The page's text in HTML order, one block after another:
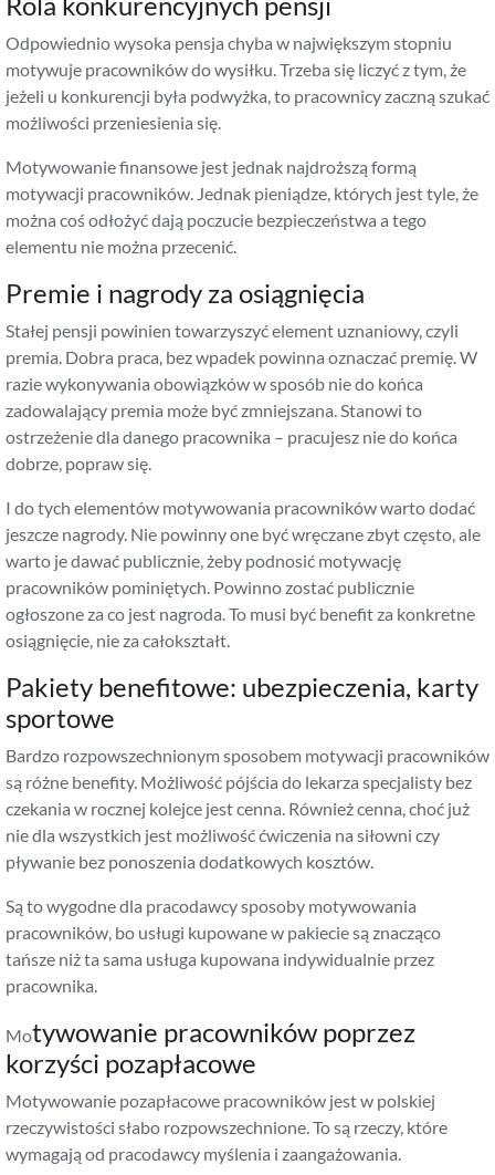
Odpowiednio wysoka pensja chyba w największym stopniu
motywuje pracowników do wysiłku. Trzeba się liczyć z tym, że
jeżeli u konkurencji była podwyżka, to pracownicy zaczną szukać
możliwości przeniesienia się.
Motywowanie finansowe jest jednak najdroższą formą
motywacji pracowników. Jednak pieniądze, których jest tyle, że
można coś odłożyć dają poczucie bezpieczeństwa a tego
elementu nie można przecenić.
Premie i nagrody za osiągnięcia
Stałej pensji powinien towarzyszyć element uznaniowy, czyli
premia. Dobra praca, bez wpadek powinna oznaczać premię. W
razie wykonywania obowiązków w sposób nie do końca
zadowalający premia może być zmniejszana. Stanowi to
ostrzeżenie dla danego pracownika – pracujesz nie do końca
dobrze, popraw się.
I do tych elementów motywowania pracowników warto dodać
jeszcze nagrody. Nie powinny one być wręczane zbyt często, ale
warto je dawać publicznie, żeby podnosić motywację
pracowników pominiętych. Powinno zostać publicznie
ogłoszone za co jest nagroda. To musi być benefit za konkretne
osiągnięcie, nie za całokształt.
Pakiety benefitowe: ubezpieczenia, karty
sportowe
Bardzo rozpowszechnionym sposobem motywacji pracowników
są różne benefity. Możliwość pójścia do lekarza specjalisty bez
czekania w rocznej kolejce jest cenna. Również cenna, choć już
nie dla wszystkich jest możliwość ćwiczenia na siłowni czy
pływanie bez ponoszenia dodatkowych kosztów.
Są to wygodne dla pracodawcy sposoby motywowania
pracowników, bo usługi kupowane w pakiecie są znacząco
tańsze niż ta sama usługa kupowana indywidualnie przez
pracownika.
Motywowanie pracowników poprzez
korzyści pozapłacowe
Motywowanie pozapłacowe pracowników jest w polskiej
rzeczywistości słabo rozpowszechnione. To są rzeczy, które
wymagają od pracodawcy myślenia i zaangażowania.